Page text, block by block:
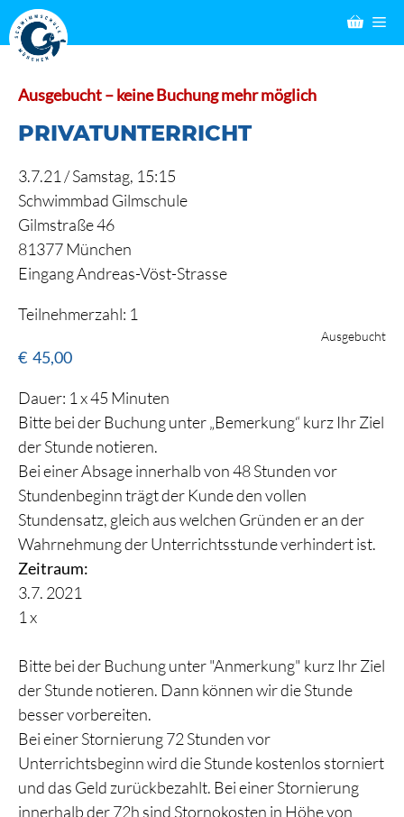
Zum
Inhalt
springen
Ausgebucht – keine Buchung mehr möglich
PRIVATUNTERRICHT
3.7.21 /Samstag, 15:15
Schwimmbad Gilmschule
Gilmstraße 46
81377 München
Eingang Andreas-Vöst-Strasse
Teilnehmerzahl: 1
Ausgebucht
€ 45,00
Dauer: 1 x 45 Minuten
Bitte bei der Buchung unter „Bemerkung“ kurz Ihr Ziel
der Stunde notieren.
Bei einer Absage innerhalb von 48 Stunden vor
Stundenbeginn trägt der Kunde den vollen
Stundensatz, gleich aus welchen Gründen er an der
Wahrnehmung der Unterrichtsstunde verhindert ist.
Zeitraum:
3.7. 2021
1 x
Bitte bei der Buchung unter "Anmerkung" kurz Ihr Ziel
der Stunde notieren. Dann können wir die Stunde
besser vorbereiten.
Bei einer Stornierung 72 Stunden vor
Unterrichtsbeginn wird die Stunde kostenlos storniert
und das Geld zurückbezahlt. Bei einer Stornierung
innerhalb der 72h sind Stornokosten in Höhe von